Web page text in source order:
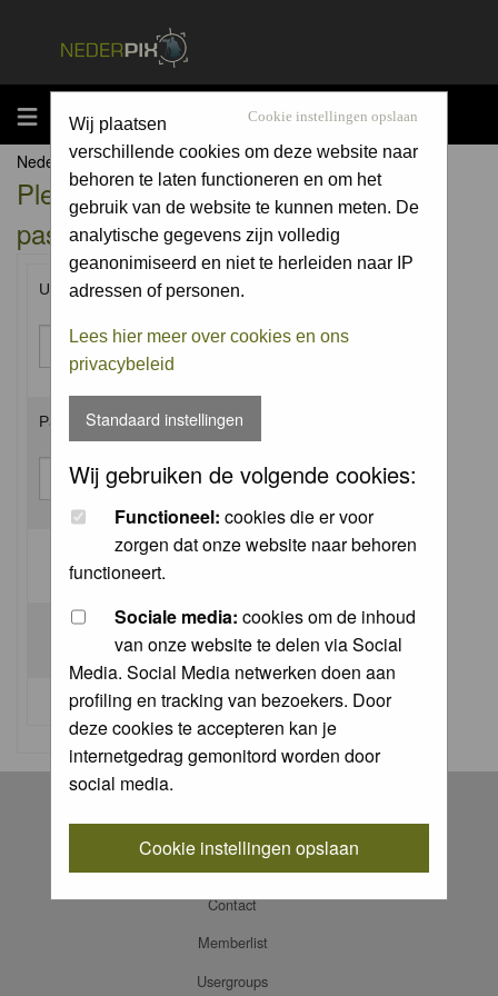
MENU Cookie instellingen opslaan
Wij plaatsen
verschillende cookies om deze website naar
behoren te laten functioneren en om het
gebruik van de website te kunnen meten. De
analytische gegevens zijn volledig
geanonimiseerd en niet te herleiden naar IP
adressen of personen.
Lees hier meer over cookies en ons
privacybeleid
Standaard instellingen
Wij gebruiken de volgende cookies:
Functioneel: cookies die er voor
zorgen dat onze website naar behoren
functioneert.
Sociale media: cookies om de inhoud
van onze website te delen via Social
Media. Social Media netwerken doen aan
profiling en tracking van bezoekers. Door
deze cookies te accepteren kan je
internetgedrag gemonitord worden door
social media.
Cookie instellingen opslaan
Nederpix.nl Forum Index
Please enter your username and
password to log in.
Username:
Password:
Log me on automatically each visit:
I forgot my password
Log in
Contact
Memberlist
Usergroups